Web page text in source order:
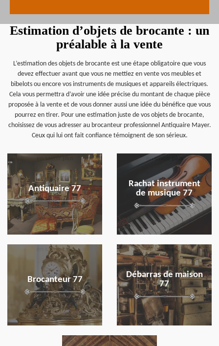
Estimation d’objets de brocante : un
préalable à la vente
L’estimation des objets de brocante est une étape obligatoire que vous
devez effectuer avant que vous ne mettiez en vente vos meubles et
bibelots ou encore vos instruments de musiques et appareils électriques.
Cela vous permettra d’avoir une idée précise du montant de chaque pièce
proposée à la vente et de vous donner aussi une idée du bénéfice que vous
pourrez en tirer. Pour une estimation juste de vos objets de brocante,
choisissez de vous adresser au brocanteur professionnel Antiquaire Mayer.
Ceux qui lui ont fait confiance témoignent de son sérieux.
Antiquaire 77
en savoir plus
Rachat instrument
de musique 77
en savoir plus
Brocanteur 77
en savoir plus
Débarras de maison
77
en savoir plus
en savoir plus